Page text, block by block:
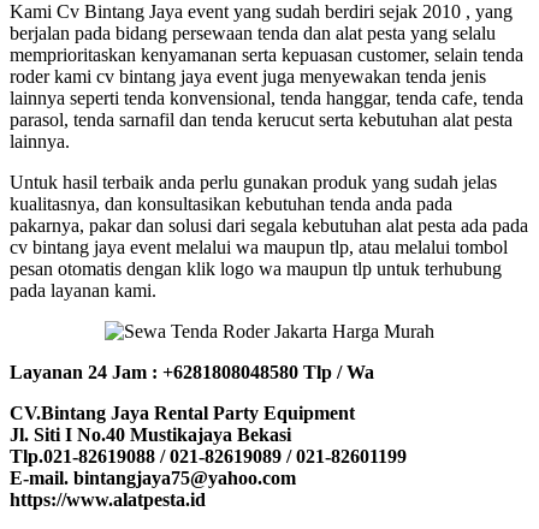
Kami Cv Bintang Jaya event yang sudah berdiri sejak 2010 , yang
berjalan pada bidang persewaan tenda dan alat pesta yang selalu
memprioritaskan kenyamanan serta kepuasan customer, selain tenda
roder kami cv bintang jaya event juga menyewakan tenda jenis
lainnya seperti tenda konvensional, tenda hanggar, tenda cafe, tenda
parasol, tenda sarnafil dan tenda kerucut serta kebutuhan alat pesta
lainnya.
Untuk hasil terbaik anda perlu gunakan produk yang sudah jelas
kualitasnya, dan konsultasikan kebutuhan tenda anda pada
pakarnya, pakar dan solusi dari segala kebutuhan alat pesta ada pada
cv bintang jaya event melalui wa maupun tlp, atau melalui tombol
pesan otomatis dengan klik logo wa maupun tlp untuk terhubung
pada layanan kami.
Layanan 24 Jam : +6281808048580 Tlp / Wa
CV.Bintang Jaya Rental Party Equipment
Jl. Siti I No.40 Mustikajaya Bekasi
Tlp.021-82619088 / 021-82619089 / 021-82601199
E-mail. bintangjaya75@yahoo.com
https://www.alatpesta.id